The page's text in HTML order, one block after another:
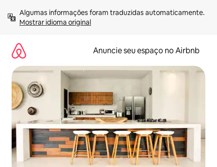
para
Mostrar idioma original
Anuncie seu espaço no Airbnb